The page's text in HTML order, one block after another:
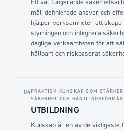
Ett väl fungerande
mål, definierade ansvar och
hjälper verksamheter att
styrningen och integrera
dagliga verksamheten för att
hållbart och riskbaserat
04PRAKTISK KUNSKAP SOM STÄRKER
SÄKERHET OCH
UTBILDNING
Kunskap är en av de viktigaste